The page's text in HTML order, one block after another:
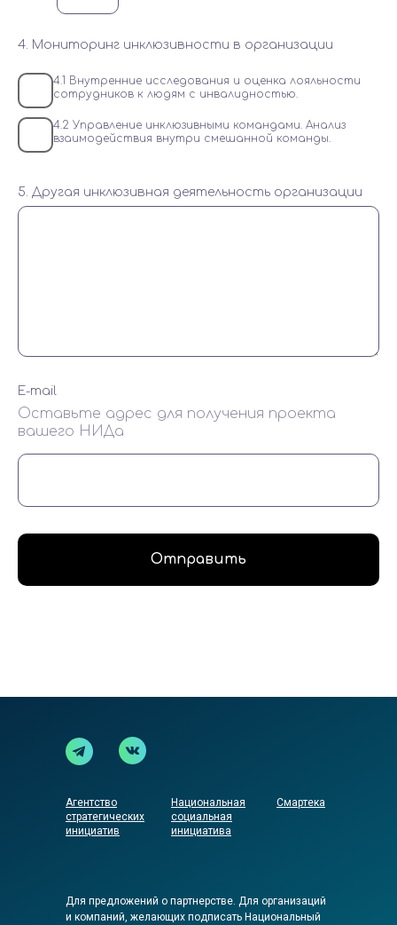
4. Мониторинг инклюзивности в организации
4.1 Внутренние исследования и оценка лояльности
сотрудников к людям с инвалидностью.
4.2 Управление инклюзивными командами. Анализ
взаимодействия внутри смешанной команды.
5. Другая инклюзивная деятельность организации
E-mail
Оставьте адрес для получения проекта
вашего НИДа
Отправить
Агентство
стратегических
инициатив
Национальная
социальная
инициатива
Смартека
Для предложений о партнерстве. Для организаций
и компаний, желающих подписать Национальный